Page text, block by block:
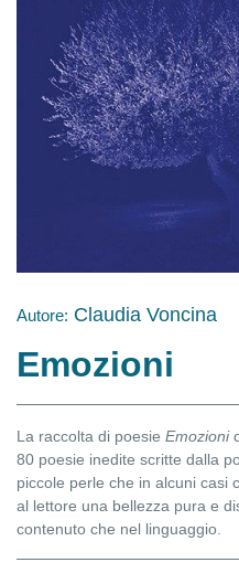
Autore: Claudia Voncina
Emozioni
La raccolta di poesie Emozioni
80 poesie inedite scritte dalla
piccole perle che in alcuni casi
al lettore una bellezza pura e
contenuto che nel linguaggio.